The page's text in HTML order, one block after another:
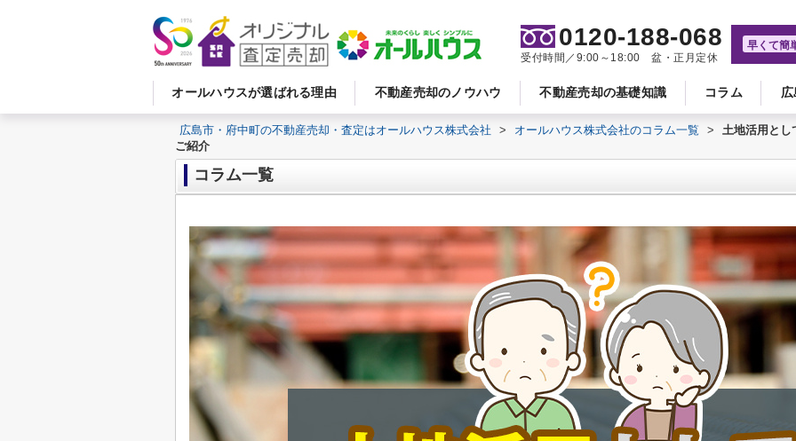
オールハウスが選ばれる理由 不動産売却のノウハウ 不動産売却の基礎知識 コラム
0120-188-068
受付時間／9:00～18:00 盆・正月定休
早くて簡
広島市・府中町の不動産売却・査定はオールハウス株式会社 > オールハウス株式会社のコラム一覧 >
土地活用とし
ご紹介
コラム一覧